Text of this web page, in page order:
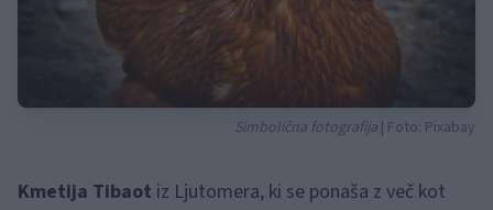
Simbolična fotografija | Foto: Pixabay
Kmetija Tibaot iz Ljutomera, ki se ponaša z več kot